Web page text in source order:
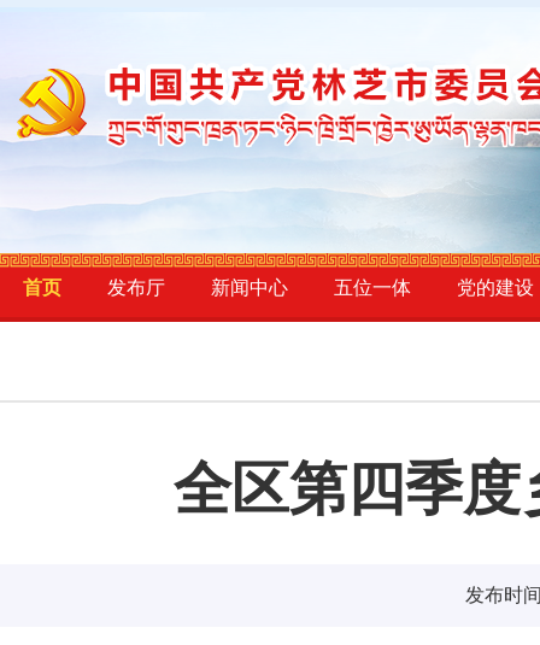
首页 发布厅 新闻中心 五位一体 党的建设
全区第四季
发布时